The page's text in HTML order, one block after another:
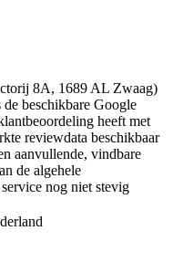
8A, 1689 AL Zwaag)
beschikbare Google
heeft met
reviewdata beschikbaar
aanvullende, vindbare
de algehele
nog niet stevig